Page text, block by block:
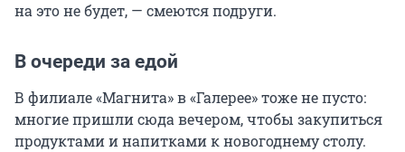
на это не будет, — смеются подруги.
В очереди за едой
В филиале «Магнита» в «Галерее» тоже не пусто:
многие пришли сюда вечером, чтобы закупиться
продуктами и напитками к новогоднему столу.